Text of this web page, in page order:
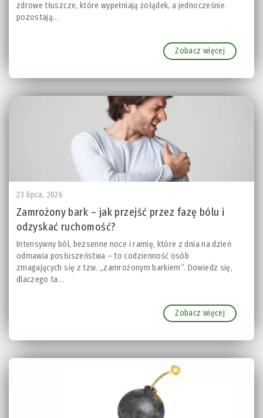
zdrowe tłuszcze, które wypełniają żołądek, a jednocześnie
pozostają...
Zobacz więcej
23 lipca, 2026
Zamrożony bark – jak przejść przez fazę bólu i
odzyskać ruchomość?
Intensywny ból, bezsenne noce i ramię, które z dnia na dzień
odmawia posłuszeństwa – to codzienność osób
zmagających się z tzw. „zamrożonym barkiem”. Dowiedz się,
dlaczego ta...
Zobacz więcej